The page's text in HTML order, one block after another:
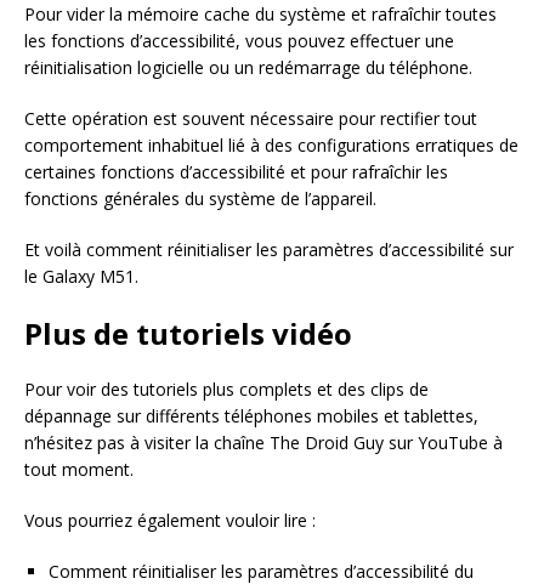
Pour vider la mémoire cache du système et rafraîchir toutes
les fonctions d’accessibilité, vous pouvez effectuer une
réinitialisation logicielle ou un redémarrage du téléphone.
Cette opération est souvent nécessaire pour rectifier tout
comportement inhabituel lié à des configurations erratiques de
certaines fonctions d’accessibilité et pour rafraîchir les
fonctions générales du système de l’appareil.
Et voilà comment réinitialiser les paramètres d’accessibilité sur
le Galaxy M51.
Plus de tutoriels vidéo
Pour voir des tutoriels plus complets et des clips de
dépannage sur différents téléphones mobiles et tablettes,
n’hésitez pas à visiter la chaîne The Droid Guy sur YouTube à
tout moment.
Vous pourriez également vouloir lire :
Comment réinitialiser les paramètres d’accessibilité du